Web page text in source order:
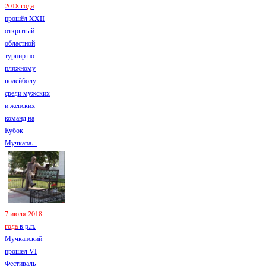
2018 года
прошёл XXII
открытый
областной
турнир по
пляжному
волейболу
среди мужских
и женских
команд на
Кубок
Мучкапа...
7 июля 2018
годав р.п.
Мучкапский
прошел VI
Фестиваль